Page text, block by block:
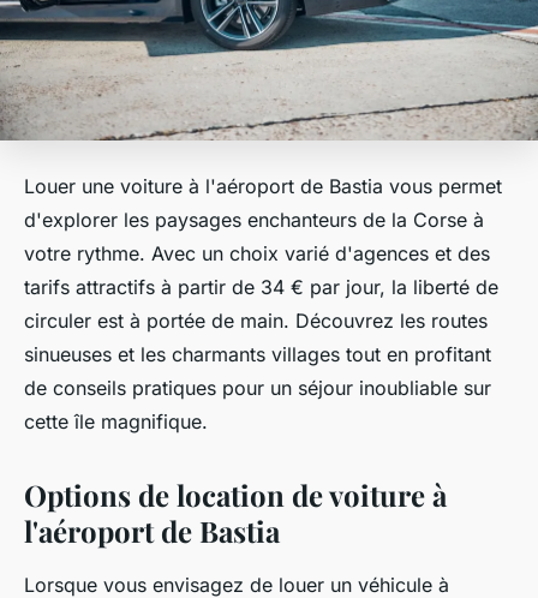
Louer une voiture à l'aéroport de Bastia vous permet
d'explorer les paysages enchanteurs de la Corse à
votre rythme. Avec un choix varié d'agences et des
tarifs attractifs à partir de 34 € par jour, la liberté de
circuler est à portée de main. Découvrez les routes
sinueuses et les charmants villages tout en profitant
de conseils pratiques pour un séjour inoubliable sur
cette île magnifique.
Options de location de voiture à
l'aéroport de Bastia
Lorsque vous envisagez de louer un véhicule à